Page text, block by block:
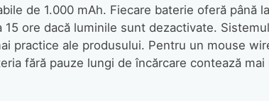
de 1.000 mAh. Fiecare baterie oferă până
15 ore dacă luminile sunt dezactivate.
practice ale produsului. Pentru un mouse
fără pauze lungi de încărcare contează